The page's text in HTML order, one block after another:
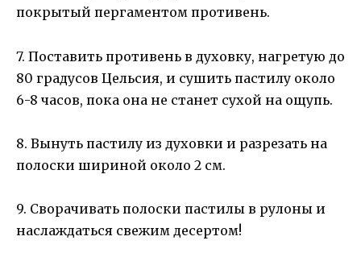
покрытый пергаментом противень.
7. Поставить противень в духовку, нагретую до
80 градусов Цельсия, и сушить пастилу около
6-8 часов, пока она не станет сухой на ощупь.
8. Вынуть пастилу из духовки и разрезать на
полоски шириной около 2 см.
9. Сворачивать полоски пастилы в рулоны и
наслаждаться свежим десертом!